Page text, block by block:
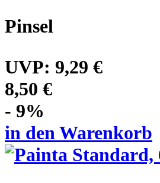
Pinsel
UVP: 9,29 €
8,50 €
- 9%
in den Warenkorb